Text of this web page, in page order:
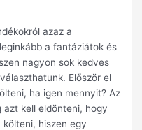
azaz a
a fantáziátok és
nagyon sok kedves
Először el
ha igen mennyit? Az
azt kell eldönteni, hogy
hiszen egy